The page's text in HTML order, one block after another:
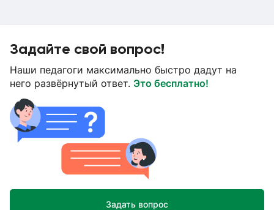
Задайте свой вопрос!
Наши педагоги максимально быстро дадут на
него развёрнутый ответ. Это бесплатно!
Задать вопрос